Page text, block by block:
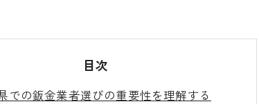
目次
での鈑金業者選びの重要性を理解する